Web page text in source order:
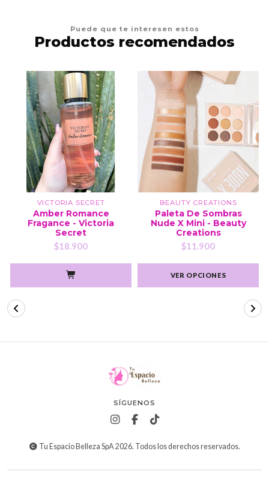
Puede que te interesen estos
Productos recomendados
VICTORIA SECRET
Amber Romance
Fragance - Victoria
Secret
$18.900
BEAUTY CREATIONS
Paleta De Sombras
Nude X Mini - Beauty
Creations
$11.900
VER OPCIONES
SÍGUENOS
Tu Espacio Belleza SpA 2026. Todos los derechos reservados.